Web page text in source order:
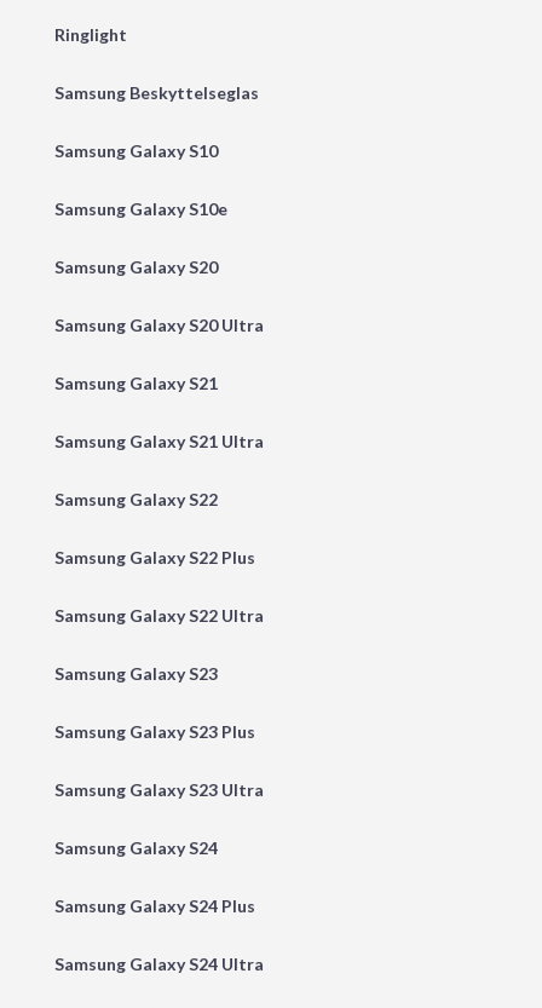
Ringlight
Samsung Beskyttelseglas
Samsung Galaxy S10
Samsung Galaxy S10e
Samsung Galaxy S20
Samsung Galaxy S20 Ultra
Samsung Galaxy S21
Samsung Galaxy S21 Ultra
Samsung Galaxy S22
Samsung Galaxy S22 Plus
Samsung Galaxy S22 Ultra
Samsung Galaxy S23
Samsung Galaxy S23 Plus
Samsung Galaxy S23 Ultra
Samsung Galaxy S24
Samsung Galaxy S24 Plus
Samsung Galaxy S24 Ultra